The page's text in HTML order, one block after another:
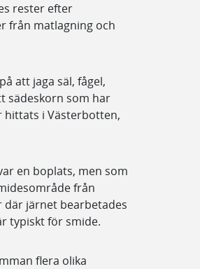
rester efter
från matlagning och
att jaga säl, fågel,
sädeskorn som har
hittats i Västerbotten,
en boplats, men som
från
järnet bearbetades
typiskt för smide.
flera olika